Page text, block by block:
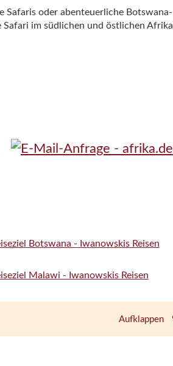
Safaris oder abenteuerliche Botswana-
Safari im südlichen und östlichen Afrika
Aufklappen